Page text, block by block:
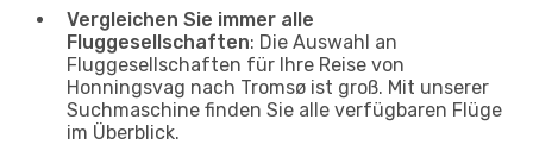
Vergleichen Sie immer alle
Fluggesellschaften: Die Auswahl an
Fluggesellschaften für Ihre Reise von
Honningsvag nach Tromsø ist groß. Mit unserer
Suchmaschine finden Sie alle verfügbaren Flüge
im Überblick.